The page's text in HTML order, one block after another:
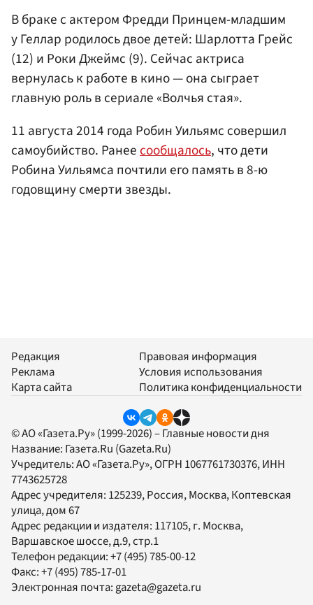
В браке с актером Фредди Принцем-младшим
у Геллар родилось двое детей: Шарлотта Грейс
(12) и Роки Джеймс (9). Сейчас актриса
вернулась к работе в кино — она сыграет
главную роль в сериале «Волчья стая».
11 августа 2014 года Робин Уильямс совершил
самоубийство. Ранеесообщалось, что дети
Робина Уильямса почтили его память в 8-ю
годовщину смерти звезды.
Редакция
Реклама
Карта сайта
Правовая информация
Условия использования
Политика конфиденциальности
© АО «Газета.Ру» (1999-2026) – Главные новости дня
Название: Газета.Ru (Gazeta.Ru)
Учредитель:АО «Газета.Ру», ОГРН 1067761730376, ИНН
7743625728
Адрес учредителя: 125239, Россия, Москва, Коптевская
улица, дом 67
Адрес редакции и издателя: 117105, г. Москва,
Варшавское шоссе, д.9, стр.1
Телефон редакции:+7 (495) 785-00-12
Факс:+7 (495) 785-17-01
Электронная почта:gazeta@gazeta.ru